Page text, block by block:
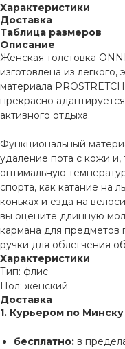
Характеристики
Доставка
Таблица размеров
Описание
Женская толстовка
изготовлена ​​из
материала
прекрасно
активного отдыха.
Функциональный
удаление пота с кожи
оптимальную
спорта, как катание на
коньках и езда на
вы оцените длинную
кармана для
ручки для облегчения
Характеристики
Тип: флис
Пол: женский
Доставка
1. Курьером по Минску
бесплатно: в